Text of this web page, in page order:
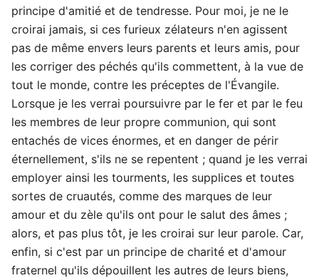
principe d'amitié et de tendresse. Pour moi, je ne le
croirai jamais, si ces furieux zélateurs n'en agissent
pas de même envers leurs parents et leurs amis, pour
les corriger des péchés qu'ils commettent, à la vue de
tout le monde, contre les préceptes de l'Évangile.
Lorsque je les verrai poursuivre par le fer et par le feu
les membres de leur propre communion, qui sont
entachés de vices énormes, et en danger de périr
éternellement, s'ils ne se repentent ; quand je les verrai
employer ainsi les tourments, les supplices et toutes
sortes de cruautés, comme des marques de leur
amour et du zèle qu'ils ont pour le salut des âmes ;
alors, et pas plus tôt, je les croirai sur leur parole. Car,
enfin, si c'est par un principe de charité et d'amour
fraternel qu'ils dépouillent les autres de leurs biens,